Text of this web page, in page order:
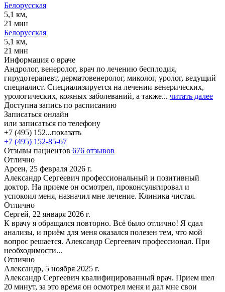
Белорусская
5,1 км,
21 мин
Белорусская
5,1 км,
21 мин
Информация о враче
Андролог, венеролог, врач по лечению бесплодия,
гирудотерапевт, дерматовенеролог, миколог, уролог, ведущий
специалист. Специализируется на лечении венерических,
урологических, кожных заболеваний, а также... читать далее
Доступна запись по расписанию
Записаться онлайн
или записаться по телефону
+7 (495) 152...показать
+7 (495) 152-85-67
Отзывы пациентов 676 отзывов
Отлично
Арсен, 25 февраля 2026 г.
Александр Сергеевич профессиональный и позитивный
доктор. На приеме он осмотрел, проконсультировал и
успокоил меня, назначил мне лечение. Клиника чистая.
Отлично
Сергей, 22 января 2026 г.
К врачу я обращался повторно. Всё было отлично! Я сдал
анализы, и приём для меня оказался полезен тем, что мой
вопрос решается. Александр Сергеевич профессионал. При
необходимости...
Отлично
Александр, 5 ноября 2025 г.
Александр Сергеевич квалифицированный врач. Прием шел
20 минут, за это время он осмотрел меня и дал мне свои